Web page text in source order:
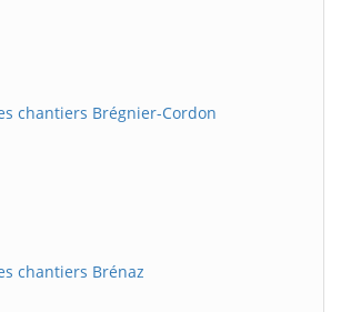
chantiers Brégnier-Cordon
chantiers Brénaz